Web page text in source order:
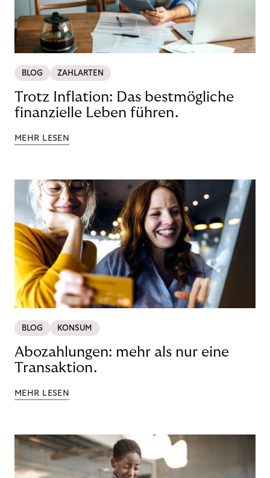
BLOG ZAHLARTEN
Trotz Inflation: Das bestmögliche
finanzielle Leben führen.
MEHR LESEN
BLOG KONSUM
Abozahlungen: mehr als nur eine
Transaktion.
MEHR LESEN